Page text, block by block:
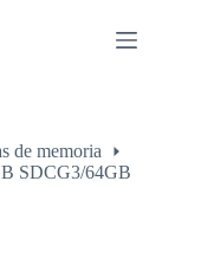
de memoria
SDCG3/64GB